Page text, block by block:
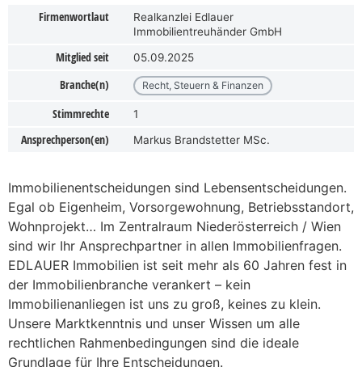
Firmenwortlaut
Realkanzlei Edlauer
Immobilientreuhänder GmbH
Mitglied seit 05.09.2025
Branche(n) Recht, Steuern & Finanzen
Stimmrechte 1
Ansprechperson(en) Markus Brandstetter MSc.
Immobilienentscheidungen sind Lebensentscheidungen.
Egal ob Eigenheim, Vorsorgewohnung, Betriebsstandort,
Wohnprojekt… Im Zentralraum Niederösterreich / Wien
sind wir Ihr Ansprechpartner in allen Immobilienfragen.
EDLAUER Immobilien ist seit mehr als 60 Jahren fest in
der Immobilienbranche verankert – kein
Immobilienanliegen ist uns zu groß, keines zu klein.
Unsere Marktkenntnis und unser Wissen um alle
rechtlichen Rahmenbedingungen sind die ideale
Grundlage für Ihre Entscheidungen.